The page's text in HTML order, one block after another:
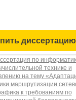
диссертацию